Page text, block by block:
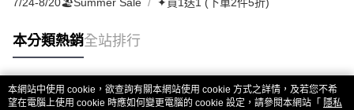
本分類熱銷全站排行
熱門標籤
本網站中使用 cookie，欲查詢有關本網站使用 cookie 方式之詳情，及若您不希
望在電腦上使用 cookie 時應如何變更電腦的 cookie 設定，請參閱本網站「 隱私